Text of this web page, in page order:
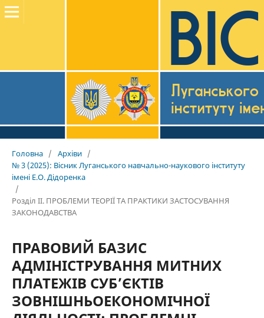
Головна / Архіви /
№ 3 (2025): Вісник Луганського навчально-наукового інституту
імені Е.О. Дідоренка
/
Розділ II. ПРОБЛЕМИ ТЕОРІЇ ТА ПРАКТИКИ ЗАСТОСУВАННЯ
ЗАКОНОДАВСТВА
ПРАВОВИЙ БАЗИС
АДМІНІСТРУВАННЯ МИТНИХ
ПЛАТЕЖІВ СУБ’ЄКТІВ
ЗОВНІШНЬОЕКОНОМІЧНОЇ